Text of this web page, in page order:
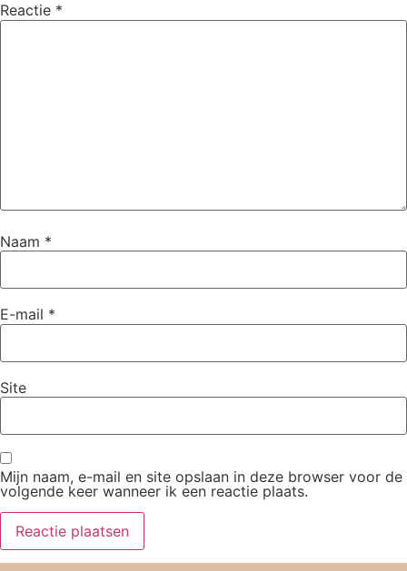
Reactie *
Naam *
E-mail *
Site
Mijn naam, e-mail en site opslaan in deze browser voor de
volgende keer wanneer ik een reactie plaats.